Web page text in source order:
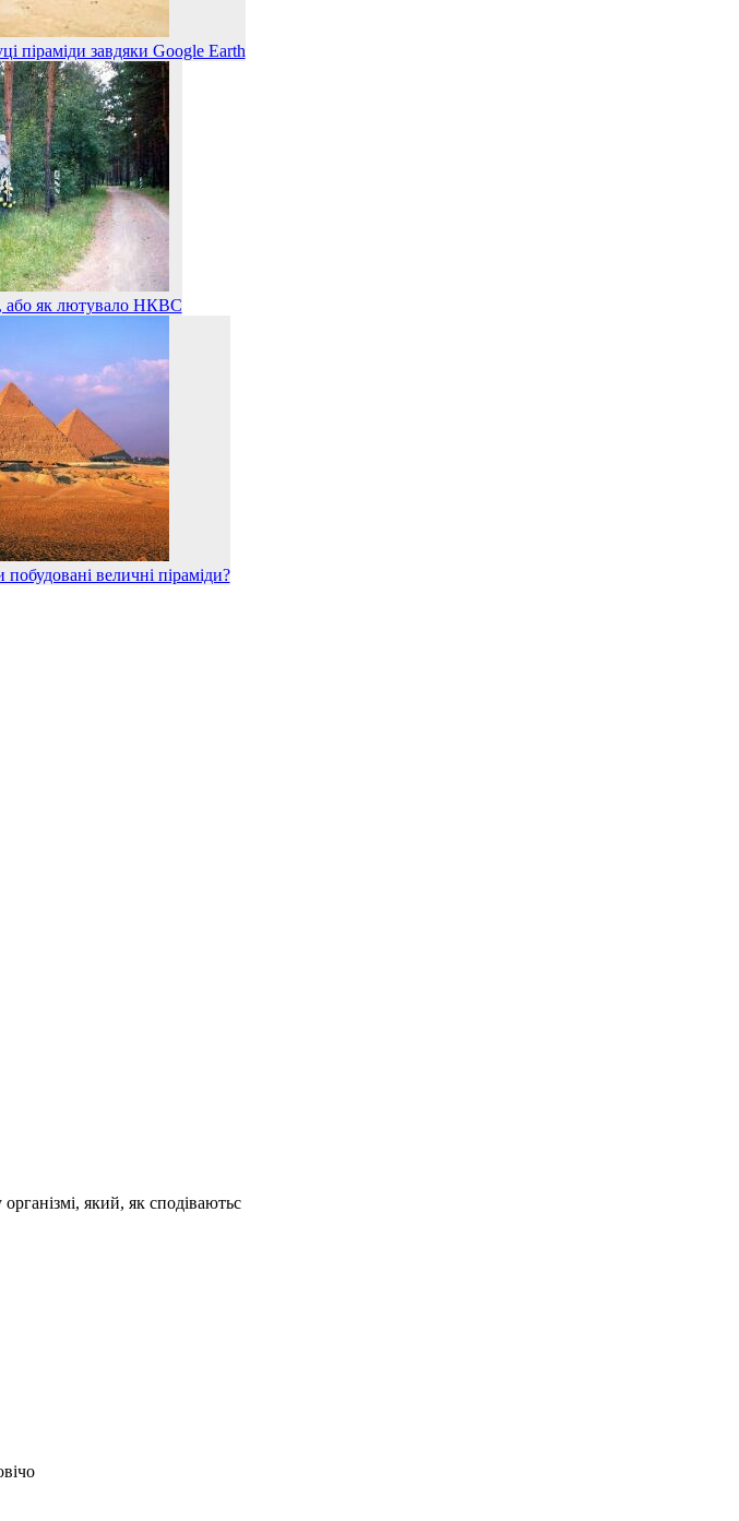
піраміди завдяки Google Earth
або як лютувало НКВС
величні піраміди?
який, як сподіваютьс